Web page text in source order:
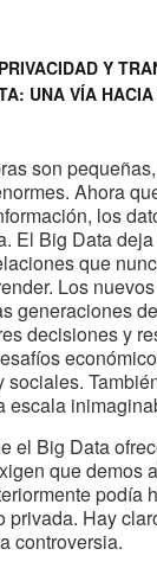
Y
UNA VÍA
son
Ahora
los
El Big Data
que
Los
generaciones
decisiones y
sociales.
escala
el Big Data
que demos
podía
privada. Hay
controversia.